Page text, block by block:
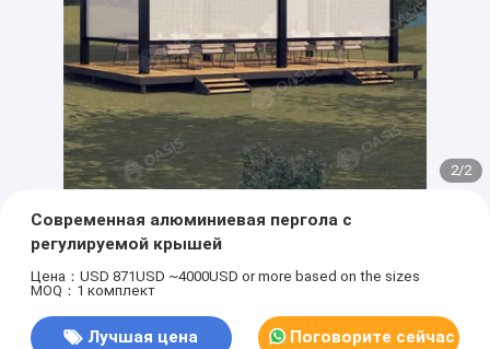
2/2
Современная алюминиевая пергола с
регулируемой крышей
Цена：USD 871USD ~4000USD or more based on the sizes
MOQ：1 комплект
Лучшая цена Поговорите сейчас